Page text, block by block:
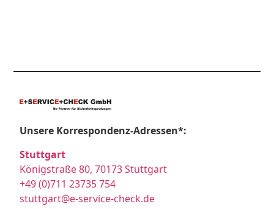
Unsere Korrespondenz-Adressen*:
Stuttgart
Königstraße 80, 70173 Stuttgart
+49 (0)711 23735 754
stuttgart@e-service-check.de